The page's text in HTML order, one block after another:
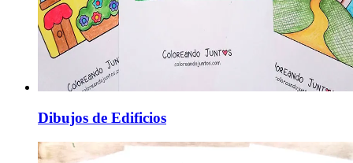
Dibujos de Edificios